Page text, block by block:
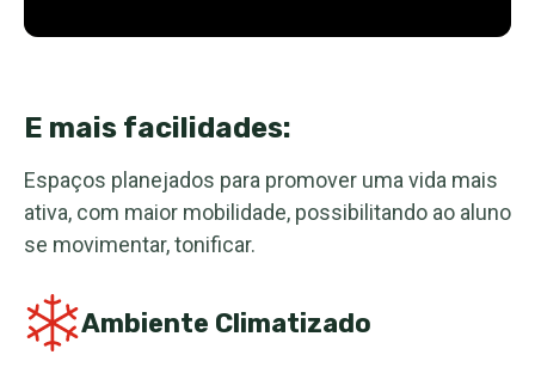
E mais facilidades:
Espaços planejados para promover uma vida mais
ativa, com maior mobilidade, possibilitando ao aluno
se movimentar, tonificar.
Ambiente Climatizado